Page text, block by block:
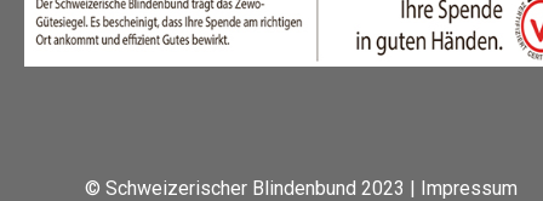
© Schweizerischer Blindenbund 2023 | Impressum